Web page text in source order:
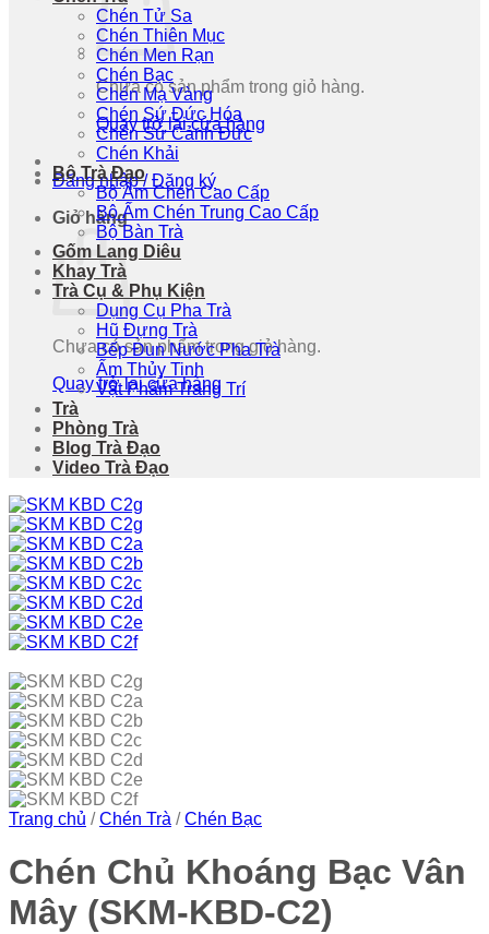
Chưa có sản phẩm trong giỏ hàng.
Quay trở lại cửa hàng
Đăng nhập / Đăng ký
Giỏ hàng
Chưa có sản phẩm trong giỏ hàng.
Quay trở lại cửa hàng
Chén Tử Sa
Chén Thiên Mục
Chén Men Rạn
Chén Bạc
Chén Mạ Vàng
Chén Sứ Đức Hóa
Chén Sứ Cảnh Đức
Chén Khải
Bộ Trà Đạo
Bộ Ấm Chén Cao Cấp
Bộ Ấm Chén Trung Cao Cấp
Bộ Bàn Trà
Gốm Lang Diêu
Khay Trà
Trà Cụ & Phụ Kiện
Dụng Cụ Pha Trà
Hũ Đựng Trà
Bếp Đun Nước Pha Trà
Ấm Thủy Tinh
Vật Phẩm Trang Trí
Trà
Phòng Trà
Blog Trà Đạo
Video Trà Đạo
Trang chủ / Chén Trà / Chén Bạc
Chén Chủ Khoáng Bạc Vân
Mây (SKM-KBD-C2)